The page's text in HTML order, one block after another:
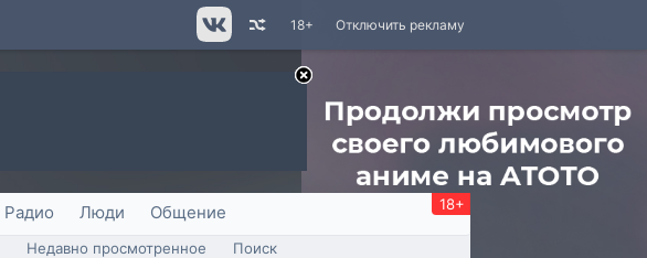
Отключить рекламу
18+
Радио Люди Общение 18+
Недавно просмотренное Поиск